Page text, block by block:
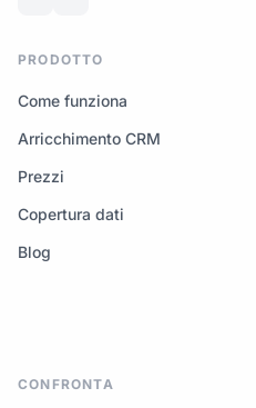
PRODOTTO
Come funziona
Arricchimento CRM
Prezzi
Copertura dati
Blog
CONFRONTA